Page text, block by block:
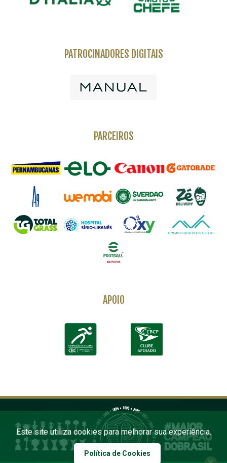
PATROCINADORES DIGITAIS
PARCEIROS
APOIO
Este site utiliza cookies para melhorar sua experiência.
Política de Cookies